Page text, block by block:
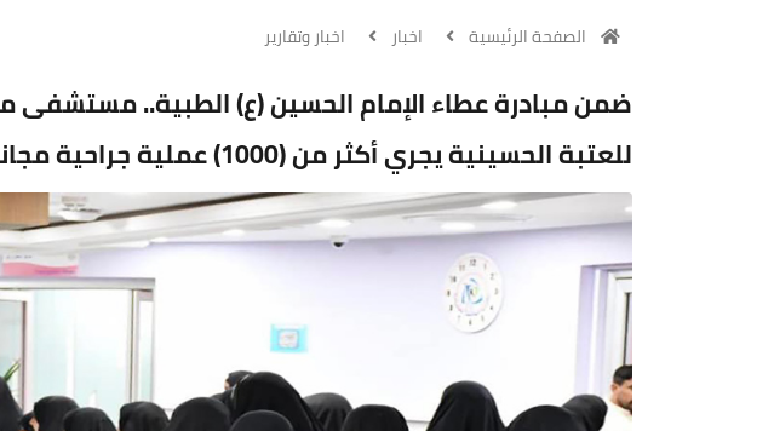
الصفحة الرئيسية اخبار اخبار وتقارير
ضمن مبادرة عطاء الإمام الحسين (ع) الطبية.. مستشفى
للعتبة الحسينية يجري أكثر من (1000) عملية جراحية مجانا خلال (22) يوما فقط